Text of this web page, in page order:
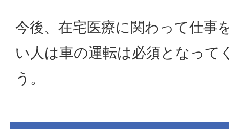
今後、在宅医療に関わって仕事
い人は車の運転は必須となって
う。